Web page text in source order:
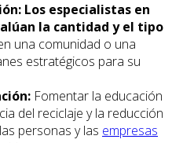
Los especialistas en
la cantidad y el tipo
una comunidad o una
estratégicos para su
Fomentar la educación
del reciclaje y la reducción
personas y las empresas